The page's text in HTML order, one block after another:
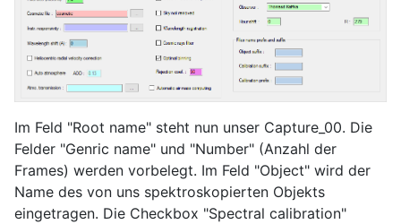
Im Feld "Root name" steht nun unser Capture_00. Die
Felder "Genric name" und "Number" (Anzahl der
Frames) werden vorbelegt. Im Feld "Object" wird der
Name des von uns spektroskopierten Objekts
eingetragen. Die Checkbox "Spectral calibration"